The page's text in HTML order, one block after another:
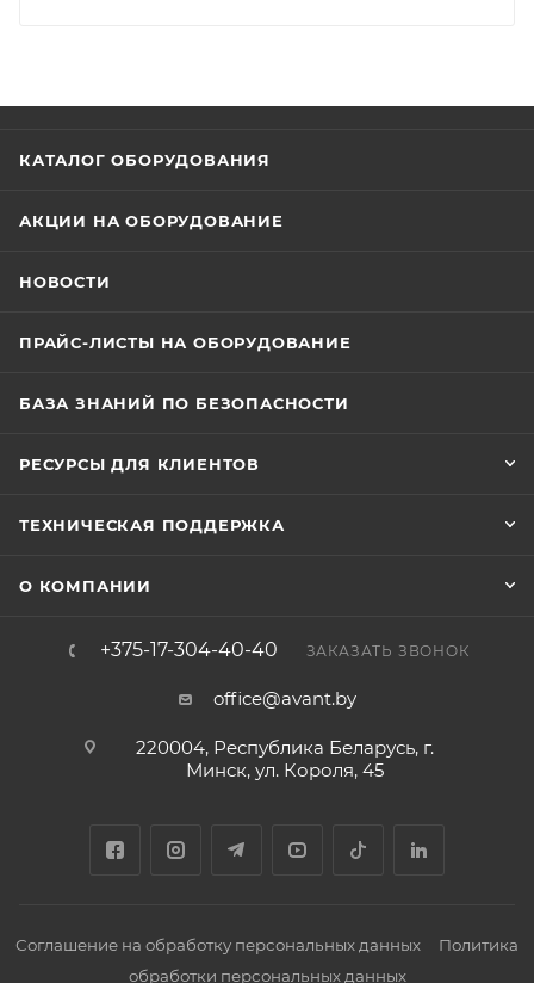
КАТАЛОГ ОБОРУДОВАНИЯ
АКЦИИ НА ОБОРУДОВАНИЕ
НОВОСТИ
ПРАЙС-ЛИСТЫ НА ОБОРУДОВАНИЕ
БАЗА ЗНАНИЙ ПО БЕЗОПАСНОСТИ
РЕСУРСЫ ДЛЯ КЛИЕНТОВ
ТЕХНИЧЕСКАЯ ПОДДЕРЖКА
О КОМПАНИИ
+375-17-304-40-40 ЗАКАЗАТЬ ЗВОНОК
office@avant.by
220004, Республика Беларусь, г.
Минск, ул. Короля, 45
Соглашение на обработку персональных данных
Политика
обработки персональных данных